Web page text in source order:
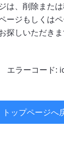
は、削除また
ジもしくは
探しいただきま
エラーコード:
トップページへ